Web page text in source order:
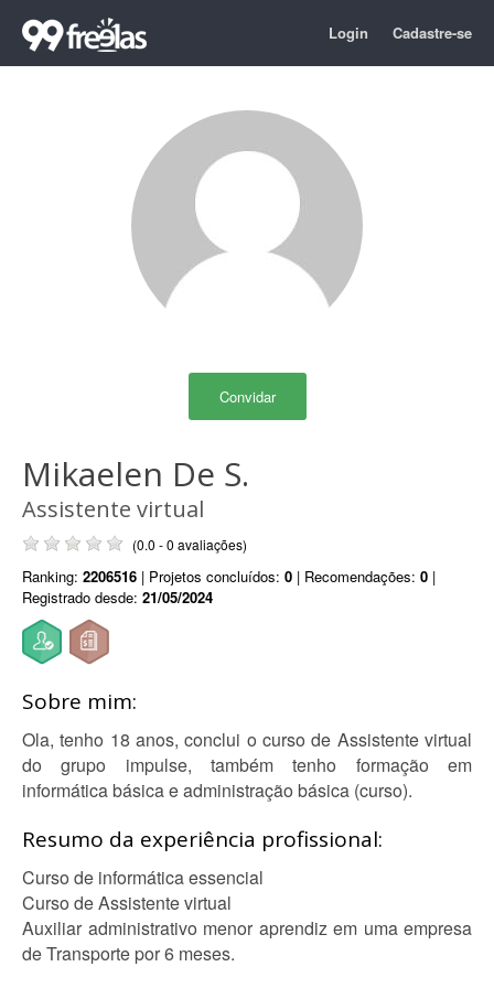
Login Cadastre-se
Convidar
Mikaelen De S.
Assistente virtual
(0.0 - 0 avaliações)
Ranking: 2206516 | Projetos concluídos: 0 | Recomendações: 0 |
Registrado desde: 21/05/2024
Sobre mim:
Ola, tenho 18 anos, conclui o curso de Assistente virtual
do grupo impulse, também tenho formação em
informática básica e administração básica (curso).
Resumo da experiência profissional:
Curso de informática essencial
Curso de Assistente virtual
Auxiliar administrativo menor aprendiz em uma empresa
de Transporte por 6 meses.